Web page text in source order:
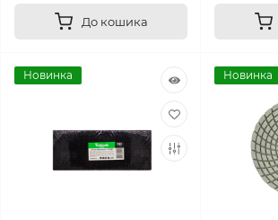
До кошика
Новинка Новинка